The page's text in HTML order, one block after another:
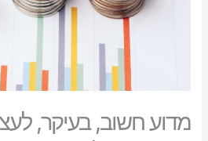
מדוע חשוב, בעיקר,